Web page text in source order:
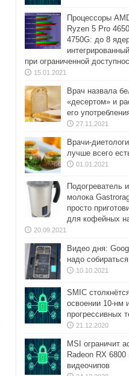
Процессоры
Ryzen 5 Pro
4750G: до 8
при ограниченной
15.01.2021
Врач назвала
«десертом» и
его
27.11.2021
Врачи-
лучше всего
01.01.2021
Подогреватель
молока
просто
для кофейных
20.09.2021
Видео дня:
надо
10.10.2021
SMIC
освоении 10-нм
прогрессивных
21.12.2020
MSI ограничит
Radeon RX
видеочипов